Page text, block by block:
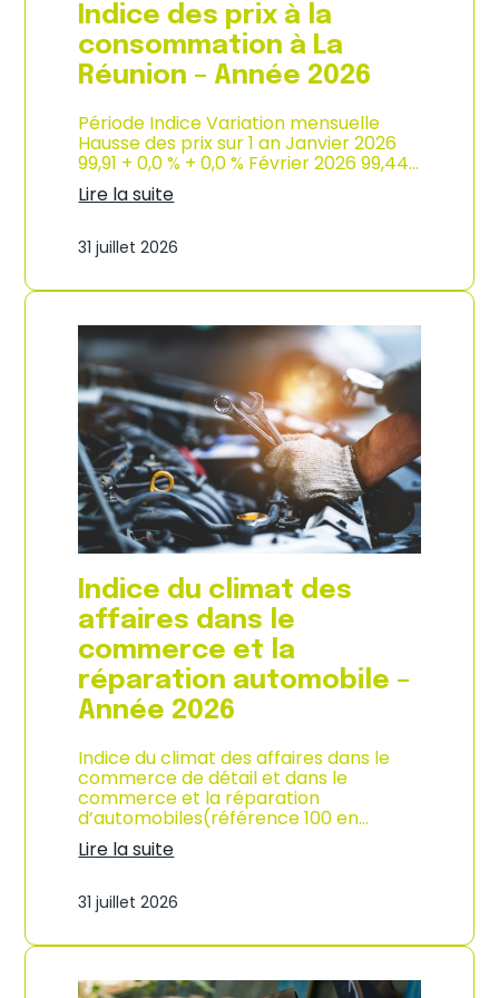
2
0
2
6
Indice des prix à la
consommation à La
Réunion – Année 2026
Période Indice Variation mensuelle
Hausse des prix sur 1 an Janvier 2026
99,91 + 0,0 % + 0,0 % Février 2026 99,44…
Lire la suite
n
i
e
e
s
p
r
i
x
à
l
a
c
o
n
s
o
m
m
a
t
o
n
à
L
R
u
n
o
n
31 juillet 2026
Indice du climat des
affaires dans le
commerce et la
réparation automobile –
Année 2026
Indice du climat des affaires dans le
commerce de détail et dans le
commerce et la réparation
d’automobiles(référence 100 en…
Lire la suite
n
i
e
31 juillet 2026